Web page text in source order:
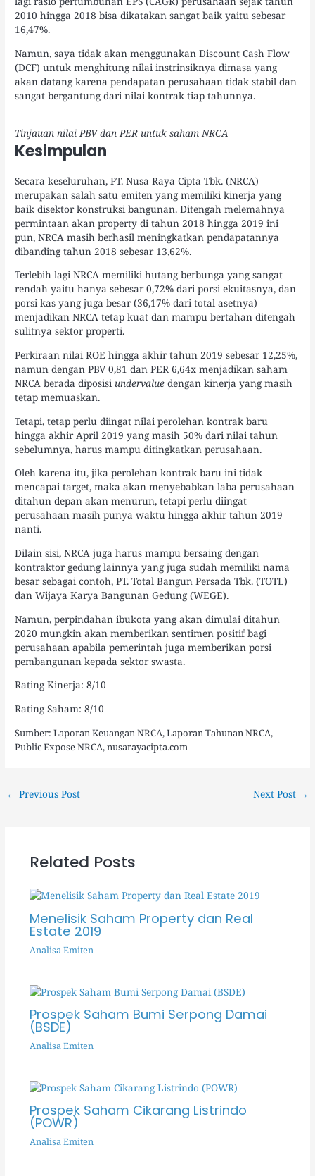
2010 hingga 2018 bisa dikatakan sangat baik yaitu sebesar
16,47%.
Namun, saya tidak akan menggunakan Discount Cash Flow
(DCF) untuk menghitung nilai instrinsiknya dimasa yang
akan datang karena pendapatan perusahaan tidak stabil dan
sangat bergantung dari nilai kontrak tiap tahunnya.
Tinjauan nilai PBV dan PER untuk saham NRCA
Kesimpulan
Secara keseluruhan, PT. Nusa Raya Cipta Tbk. (NRCA)
merupakan salah satu emiten yang memiliki kinerja yang
baik disektor konstruksi bangunan. Ditengah melemahnya
permintaan akan property di tahun 2018 hingga 2019 ini
pun, NRCA masih berhasil meningkatkan pendapatannya
dibanding tahun 2018 sebesar 13,62%.
Terlebih lagi NRCA memiliki hutang berbunga yang sangat
rendah yaitu hanya sebesar 0,72% dari porsi ekuitasnya, dan
porsi kas yang juga besar (36,17% dari total asetnya)
menjadikan NRCA tetap kuat dan mampu bertahan ditengah
sulitnya sektor properti.
Perkiraan nilai ROE hingga akhir tahun 2019 sebesar 12,25%,
namun dengan PBV 0,81 dan PER 6,64x menjadikan saham
NRCA berada diposisi undervalue dengan kinerja yang masih
tetap memuaskan.
Tetapi, tetap perlu diingat nilai perolehan kontrak baru
hingga akhir April 2019 yang masih 50% dari nilai tahun
sebelumnya, harus mampu ditingkatkan perusahaan.
Oleh karena itu, jika perolehan kontrak baru ini tidak
mencapai target, maka akan menyebabkan laba perusahaan
ditahun depan akan menurun, tetapi perlu diingat
perusahaan masih punya waktu hingga akhir tahun 2019
nanti.
Dilain sisi, NRCA juga harus mampu bersaing dengan
kontraktor gedung lainnya yang juga sudah memiliki nama
besar sebagai contoh, PT. Total Bangun Persada Tbk. (TOTL)
dan Wijaya Karya Bangunan Gedung (WEGE).
Namun, perpindahan ibukota yang akan dimulai ditahun
2020 mungkin akan memberikan sentimen positif bagi
perusahaan apabila pemerintah juga memberikan porsi
pembangunan kepada sektor swasta.
Rating Kinerja: 8/10
Rating Saham: 8/10
Sumber: Laporan Keuangan NRCA, Laporan Tahunan NRCA,
Public Expose NRCA, nusarayacipta.com
← Previous Post Next Post →
Related Posts
Menelisik Saham Property dan Real
Estate 2019
Analisa Emiten
Prospek Saham Bumi Serpong Damai
(BSDE)
Analisa Emiten
Prospek Saham Cikarang Listrindo
(POWR)
Analisa Emiten